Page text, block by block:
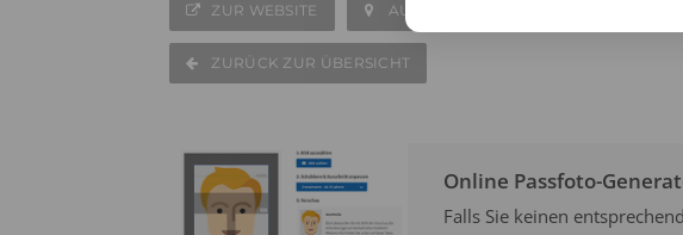
ZUR WEBSITE AUF DER KARTE ANZEIGEN
ZURÜCK ZUR ÜBERSICHT
Online Passfoto-
Falls Sie keinen